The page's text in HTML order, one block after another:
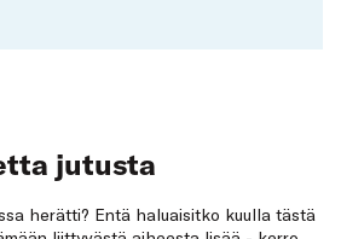
jutusta
herätti? Entä haluaisitko kuulla tästä